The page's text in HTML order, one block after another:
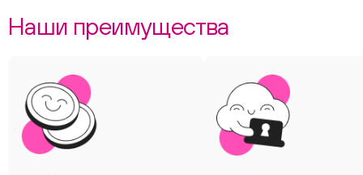
Наши преимущества